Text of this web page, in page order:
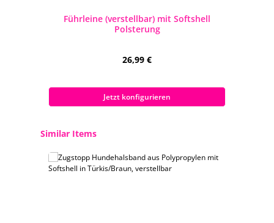
Führleine (verstellbar) mit Softshell
Polsterung
Regulärer Preis:
26,99 €
Jetzt konfigurieren
Produktgalerie überspringen
Similar Items